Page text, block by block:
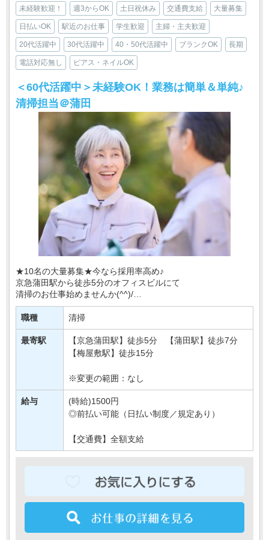
未経験歓迎！ 週3からOK 土日祝休み 交通費支給 大量募集
日払いOK 駅近のお仕事 学生歓迎 主婦・主夫歓迎
20代活躍中 30代活躍中 40・50代活躍中 ブランクOK 長期
電話対応無し ピアス・ネイルOK
＜60代活躍中＞未経験OK！業務は簡単＆単純♪
清掃担当＠蒲田
★10名の大量募集★今なら採用率高め♪
京急蒲田駅から徒歩5分のオフィスビルにて
清掃のお仕事始めませんか(^^)/
週3日OK＆土日休みで
プライベートも大切に、無理なく働ける環境です◎
しゅふさんなども多く活・・・
職種 清掃
最寄駅
【京急蒲田駅】徒歩5分 【蒲田駅】徒歩7分
【梅屋敷駅】徒歩15分
※変更の範囲：なし
給与
(時給)1500円
◎前払い可能（日払い制度／規定あり）
【交通費】全額支給